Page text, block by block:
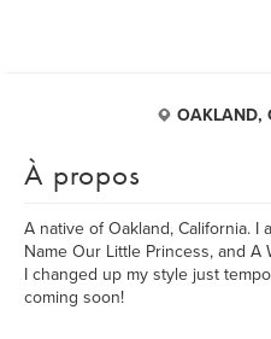
OAKLAND,
À propos
A native of Oakland, California. I
Name Our Little Princess, and A
I changed up my style just
coming soon!